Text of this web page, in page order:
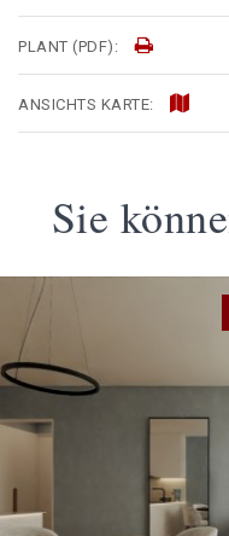
PLANT (PDF):
ANSICHTS KARTE:
Sie